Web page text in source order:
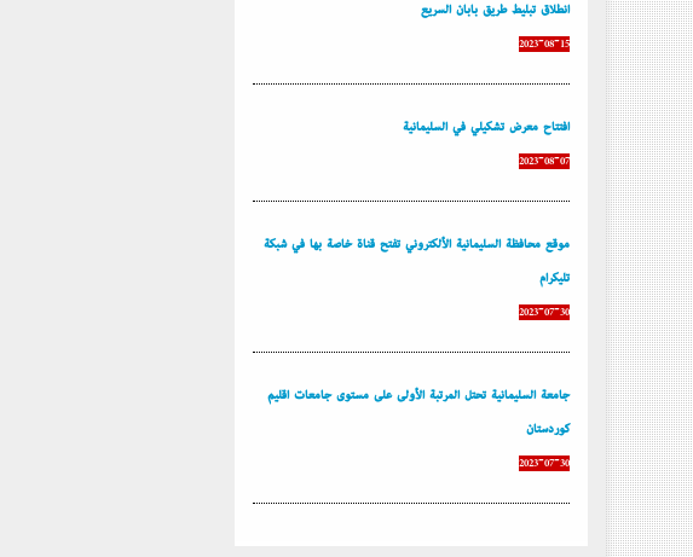
إنطلاق تبليط طريق بابان السريع
2023-08-15
إفتتاح معرض تشكيلي في السليمانية
2023-08-07
موقع محافظة السليمانية الألكتروني تفتح قناة خاصة بها في شبكة
تليكرام
2023-07-30
جامعة السليمانية تحتل المرتبة الأولى على مستوى جامعات إقليم
كوردستان
2023-07-30